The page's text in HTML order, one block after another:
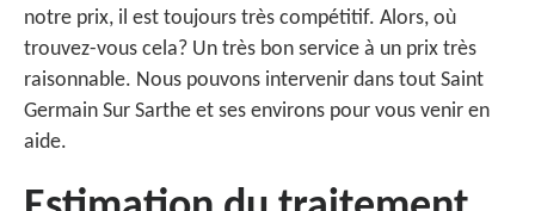
notre prix, il est toujours très compétitif. Alors, où
trouvez-vous cela? Un très bon service à un prix très
raisonnable. Nous pouvons intervenir dans tout Saint
Germain Sur Sarthe et ses environs pour vous venir en
aide.